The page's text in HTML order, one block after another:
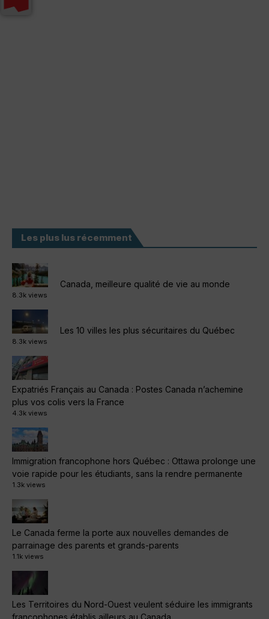
Les plus lus récemment
Canada, meilleure qualité de vie au monde
8.3k views
Les 10 villes les plus sécuritaires du Québec
8.3k views
Expatriés Français au Canada : Postes Canada n’achemine
plus vos colis vers la France
4.3k views
Immigration francophone hors Québec : Ottawa prolonge une
voie rapide pour les étudiants, sans la rendre permanente
1.3k views
Le Canada ferme la porte aux nouvelles demandes de
parrainage des parents et grands-parents
1.1k views
Les Territoires du Nord-Ouest veulent séduire les immigrants